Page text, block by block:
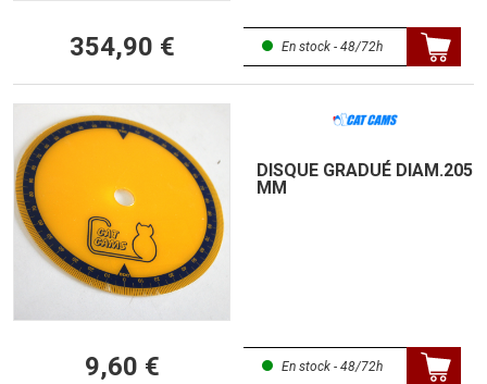
354,90 € En stock - 48/72h
DISQUE GRADUÉ DIAM.205
MM
9,60 € En stock - 48/72h